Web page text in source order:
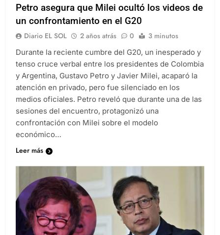
Petro asegura que Milei ocultó los videos de
un confrontamiento en el G20
Diario EL SOL 2 años atrás 0 3 minutos
Durante la reciente cumbre del G20, un inesperado y
tenso cruce verbal entre los presidentes de Colombia
y Argentina, Gustavo Petro y Javier Milei, acaparó la
atención en privado, pero fue silenciado en los
medios oficiales. Petro reveló que durante una de las
sesiones del encuentro, protagonizó una
confrontación con Milei sobre el modelo
económico…
Leer más